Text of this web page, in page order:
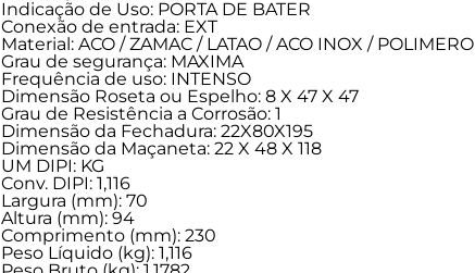
Indicação de Uso: PORTA DE BATER
Conexão de entrada: EXT
Material: ACO / ZAMAC / LATAO / ACO INOX / POLIMERO
Grau de segurança: MAXIMA
Frequência de uso: INTENSO
Dimensão Roseta ou Espelho: 8 X 47 X 47
Grau de Resistência a Corrosão: 1
Dimensão da Fechadura: 22X80X195
Dimensão da Maçaneta: 22 X 48 X 118
UM DIPI: KG
Conv. DIPI: 1,116
Largura (mm): 70
Altura (mm): 94
Comprimento (mm): 230
Peso Líquido (kg): 1,116